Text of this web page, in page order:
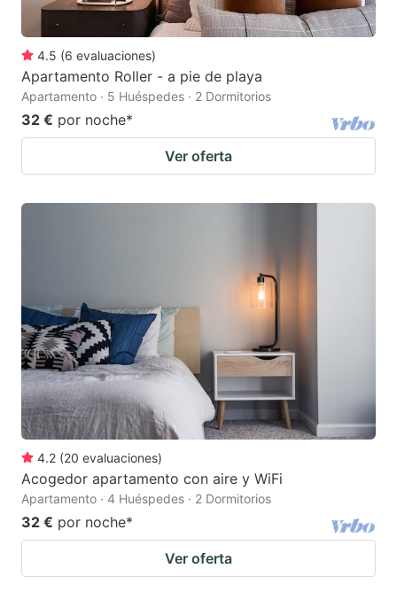
4.5 (6 evaluaciones)
Apartamento Roller - a pie de playa
Apartamento · 5 Huéspedes · 2 Dormitorios
32 € por noche*
Ver oferta
4.2 (20 evaluaciones)
Acogedor apartamento con aire y WiFi
Apartamento · 4 Huéspedes · 2 Dormitorios
32 € por noche*
Ver oferta